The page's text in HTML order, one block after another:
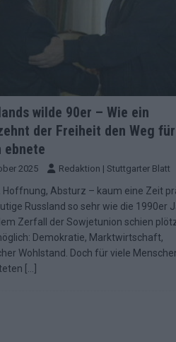
EUROVISION
[ Mai 2026 ] ESC-Finale komplett: 20
Überblick
ESC 2026: JJ performt
[ Mai 2026 ] Quoten vor ESC-
überrascht negativ
[ Juni 2026 ] Neue Themenwelt,
Highlights EXTRA
[ Mai 2026 ] DARA gewinnt verdient,
Fazit zum ESC 2026 KOMMENTAR
wilde 90er – Wie ein
der Freiheit den Weg für
ebnete
2025 Redaktion | Stuttgarter Blatt
Hoffnung, Absturz – kaum eine Zeit
Russland so sehr wie die 1990er
Zerfall der Sowjetunion schien
Demokratie, Marktwirtschaft,
Wohlstand. Doch für viele